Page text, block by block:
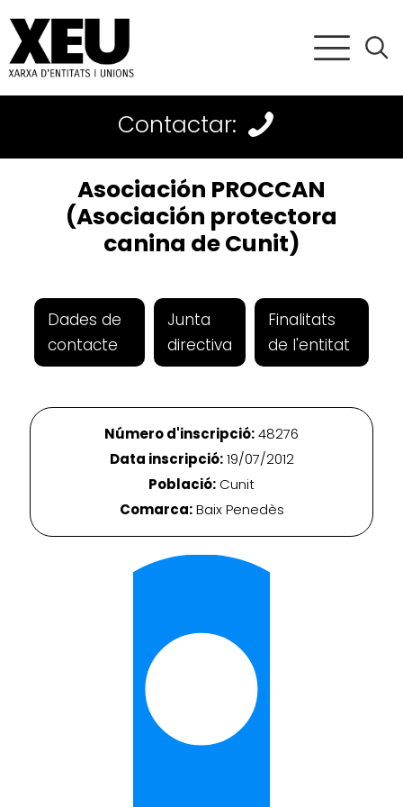
Contactar:
Asociación PROCCAN
(Asociación protectora
canina de Cunit)
Dades de
contacte
Junta
directiva
Finalitats
de l'entitat
Número d'inscripció:48276
Data inscripció:19/07/2012
Població: Cunit
Comarca:Baix Penedès